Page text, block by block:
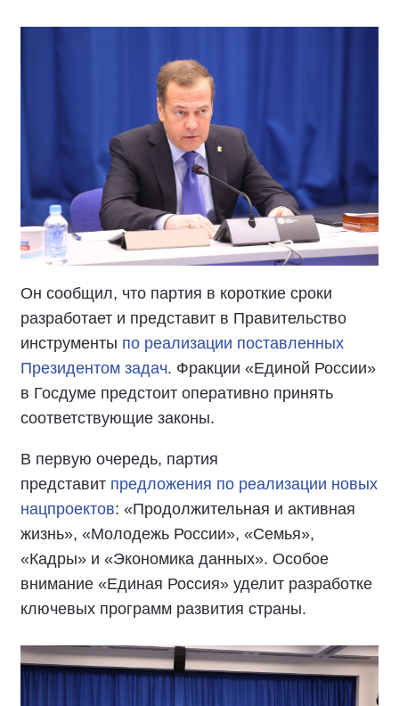
Он сообщил, что партия в короткие сроки
разработает и представит в Правительство
инструменты по реализации поставленных
Президентом задач. Фракции «Единой России»
в Госдуме предстоит оперативно принять
соответствующие законы.
В первую очередь, партия
представит предложения по реализации новых
нацпроектов: «Продолжительная и активная
жизнь», «Молодежь России», «Семья»,
«Кадры» и «Экономика данных». Особое
внимание «Единая Россия» уделит разработке
ключевых программ развития страны.